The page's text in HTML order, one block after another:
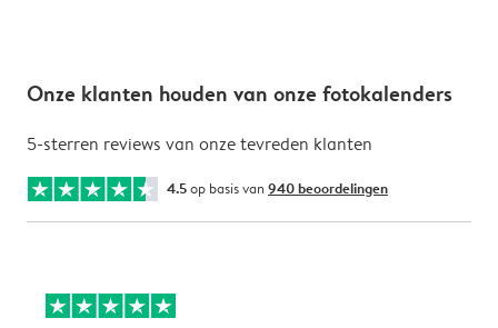
Onze klanten houden van onze fotokalenders
5-sterren reviews van onze tevreden klanten
4.5op basis van 940 beoordelingen